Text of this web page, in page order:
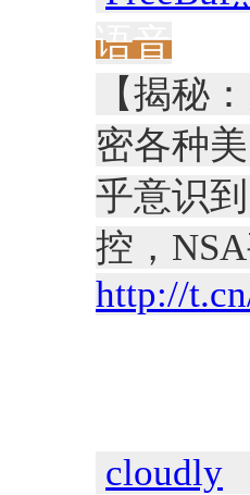
语音
【揭秘
密各种
乎意识
控，
http://
cloudly